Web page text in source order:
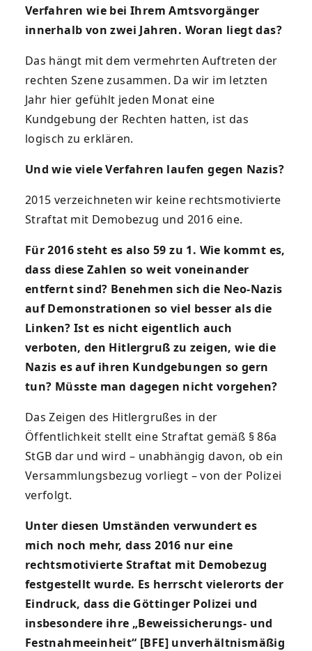
Verfahren wie bei Ihrem Amtsvorgänger
innerhalb von zwei Jahren. Woran liegt das?
Das hängt mit dem vermehrten Auftreten der
rechten Szene zusammen. Da wir im letzten
Jahr hier gefühlt jeden Monat eine
Kundgebung der Rechten hatten, ist das
logisch zu erklären.
Und wie viele Verfahren laufen gegen Nazis?
2015 verzeichneten wir keine rechtsmotivierte
Straftat mit Demobezug und 2016 eine.
Für 2016 steht es also 59 zu 1. Wie kommt es,
dass diese Zahlen so weit voneinander
entfernt sind? Benehmen sich die Neo-Nazis
auf Demonstrationen so viel besser als die
Linken? Ist es nicht eigentlich auch
verboten, den Hitlergruß zu zeigen, wie die
Nazis es auf ihren Kundgebungen so gern
tun? Müsste man dagegen nicht vorgehen?
Das Zeigen des Hitlergrußes in der
Öffentlichkeit stellt eine Straftat gemäß § 86a
StGB dar und wird – unabhängig davon, ob ein
Versammlungsbezug vorliegt – von der Polizei
verfolgt.
Unter diesen Umständen verwundert es
mich noch mehr, dass 2016 nur eine
rechtsmotivierte Straftat mit Demobezug
festgestellt wurde. Es herrscht vielerorts der
Eindruck, dass die Göttinger Polizei und
insbesondere ihre „Beweissicherungs- und
Festnahmeeinheit“ [BFE] unverhältnismäßig